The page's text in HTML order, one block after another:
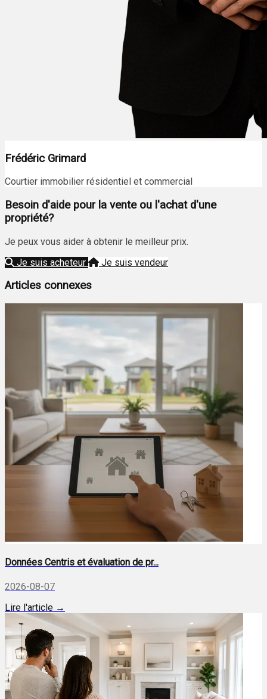
Frédéric Grimard
Courtier immobilier résidentiel et commercial
Besoin d'aide pour la vente ou l'achat d'une
propriété?
Je peux vous aider à obtenir le meilleur prix.
Je suis acheteur
Je suis vendeur
Articles connexes
Données Centris et évaluation de pr...
2026-08-07
Lire l'article →